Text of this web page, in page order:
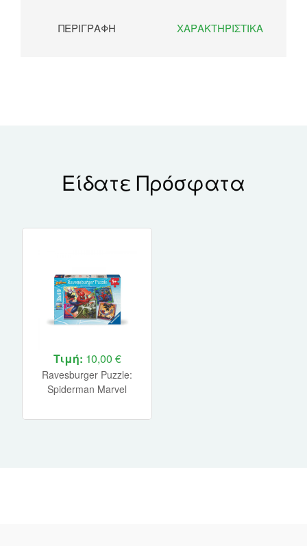
ΠΕΡΙΓΡΑΦΉ ΧΑΡΑΚΤΗΡΙΣΤΙΚΆ
Είδατε Πρόσφατα
Τιμή: 10,00 €
Ravesburger Puzzle:
Spiderman Marvel